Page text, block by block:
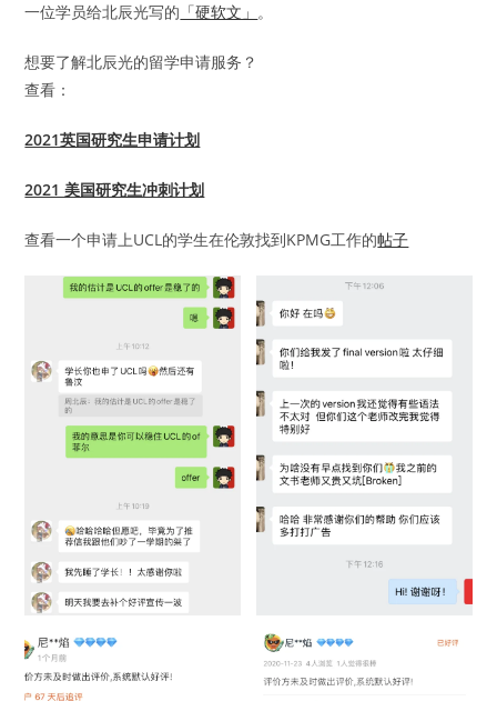
一位学员给北辰光写的 「硬软文」 。
想要了解北辰光的留学申请服务？
查看：
2021英国研究生申请计划
2021 美国研究生冲刺计划
查看一个申请上UCL的学生在伦敦找到KPMG工作的帖子